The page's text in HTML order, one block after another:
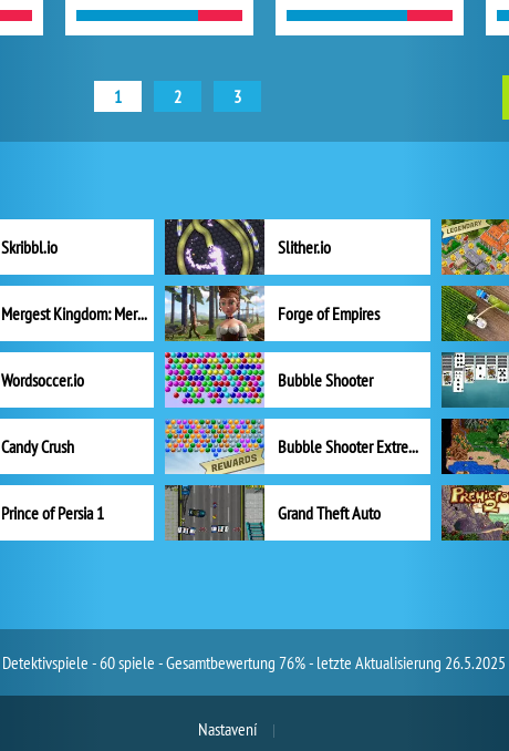
1 2 3
Skribbl.io Slither.io
Mergest Kingdom: Merge Puzzle Forge of Empires
Wordsoccer.io Bubble Shooter
Candy Crush Bubble Shooter Extreme
Prince of Persia 1 Grand Theft Auto
Detektivspiele - 60 spiele - Gesamtbewertung 76% - letzte Aktualisierung 26.5.2025
Nastavení